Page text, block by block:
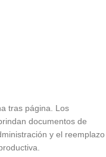
tras página. Los
documentos de
y el reemplazo